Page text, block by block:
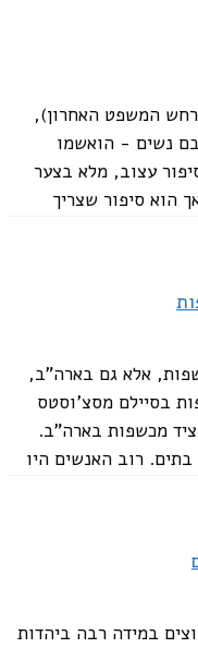
ועד ל 1782 (אז התרחש המשפט האחרון),
נשים - הואשמו
עצוב, מלא בצער
הוא סיפור שצריך
אלא גם בארה"ב,
בסיילם מסצ'וסטס
מכשפות בארה"ב.
תיאור של סיילם הקטנה: 550 איש, 90 בתים. רוב האנשים היו
במידה רבה ביהדות